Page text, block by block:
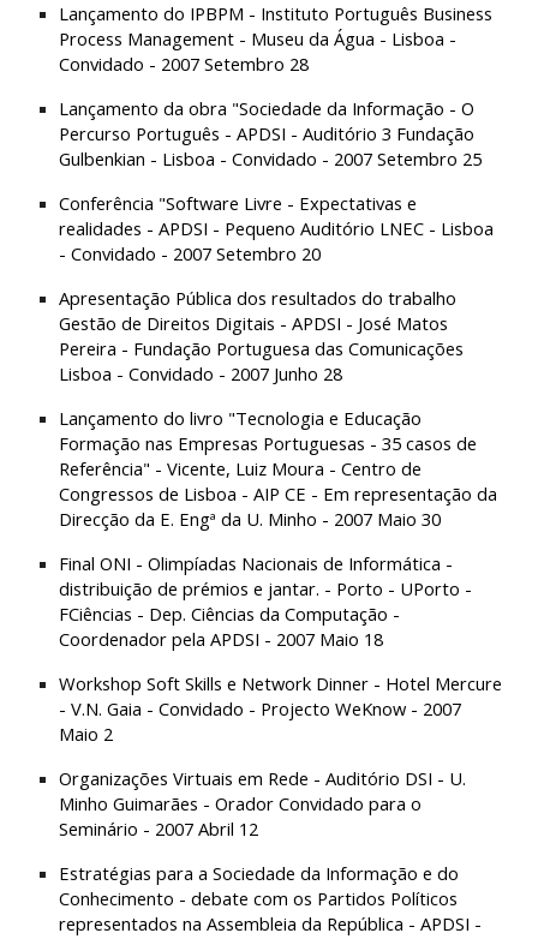
Lançamento do IPBPM - Instituto Português Business
Process Management - Museu da Água - Lisboa -
Convidado - 2007 Setembro 28
Lançamento da obra "Sociedade da Informação - O
Percurso Português - APDSI - Auditório 3 Fundação
Gulbenkian - Lisboa - Convidado - 2007 Setembro 25
Conferência "Software Livre - Expectativas e
realidades - APDSI - Pequeno Auditório LNEC - Lisboa
- Convidado - 2007 Setembro 20
Apresentação Pública dos resultados do trabalho
Gestão de Direitos Digitais - APDSI - José Matos
Pereira - Fundação Portuguesa das Comunicações
Lisboa - Convidado - 2007 Junho 28
Lançamento do livro "Tecnologia e Educação
Formação nas Empresas Portuguesas - 35 casos de
Referência" - Vicente, Luiz Moura - Centro de
Congressos de Lisboa - AIP CE - Em representação da
Direcção da E. Engª da U. Minho - 2007 Maio 30
Final ONI - Olimpíadas Nacionais de Informática -
distribuição de prémios e jantar. - Porto - UPorto -
FCiências - Dep. Ciências da Computação -
Coordenador pela APDSI - 2007 Maio 18
Workshop Soft Skills e Network Dinner - Hotel Mercure
- V.N. Gaia - Convidado - Projecto WeKnow - 2007
Maio 2
Organizações Virtuais em Rede - Auditório DSI - U.
Minho Guimarães - Orador Convidado para o
Seminário - 2007 Abril 12
Estratégias para a Sociedade da Informação e do
Conhecimento - debate com os Partidos Políticos
representados na Assembleia da República - APDSI -